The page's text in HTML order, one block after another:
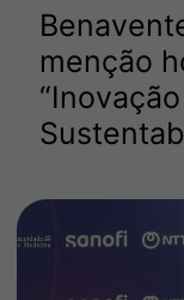
menção